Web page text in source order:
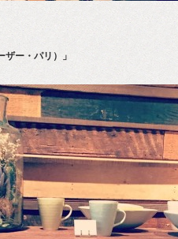
ザー・パリ）」